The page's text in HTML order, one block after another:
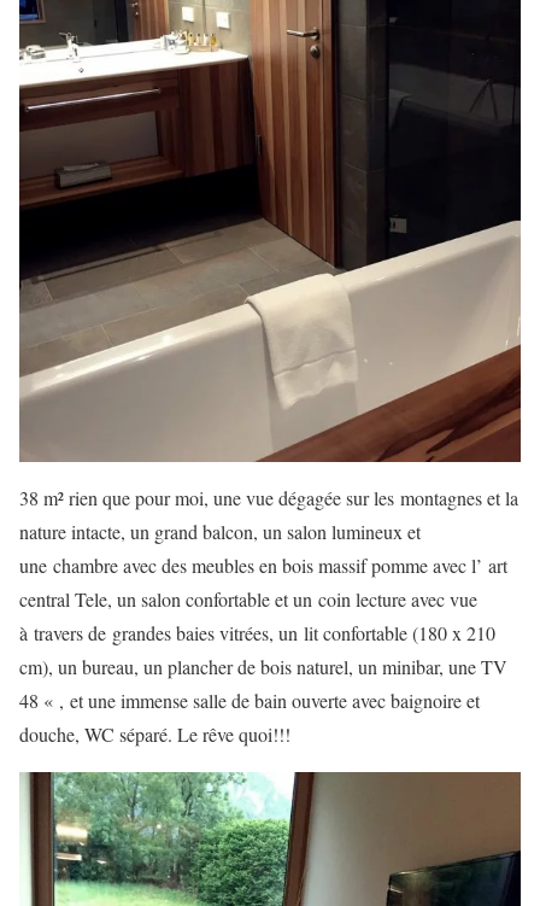
38 m² rien que pour moi, une vue dégagée sur les montagnes et la
nature intacte, un grand balcon, un salon lumineux et
une chambre avec des meubles en bois massif pomme avec l’ art
central Tele, un salon confortable et un coin lecture avec vue
à travers de grandes baies vitrées, un lit confortable (180 x 210
cm), un bureau, un plancher de bois naturel, un minibar, une TV
48 « , et une immense salle de bain ouverte avec baignoire et
douche, WC séparé. Le rêve quoi!!!